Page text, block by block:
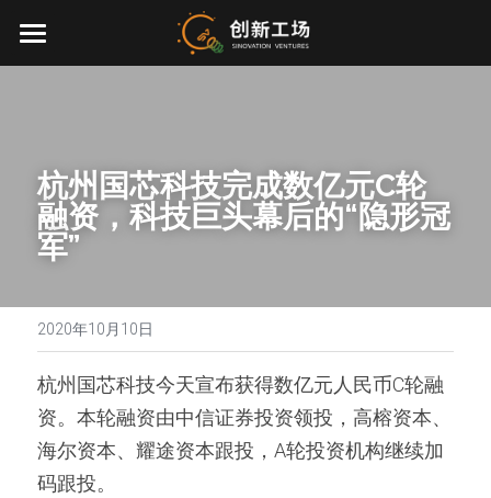
首页
最新动态
关于我们
创业服务
环境、社会与治理
联系我们
加入我们
EN
杭州国芯科技完成数亿元C轮
融资，科技巨头幕后的“隐形冠
军”
2020年10月10日
杭州国芯科技今天宣布获得数亿元人民币C轮融
资。本轮融资由中信证券投资领投，高榕资本、
海尔资本、耀途资本跟投，A轮投资机构继续加
码跟投。